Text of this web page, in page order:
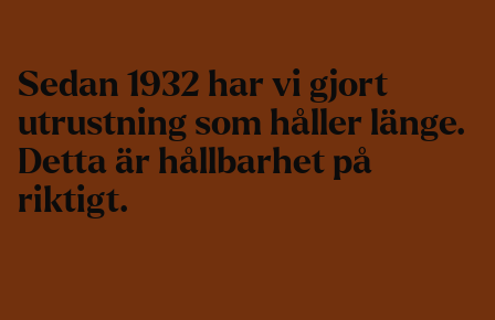
Sedan 1932 har vi gjort
utrustning som håller länge.
Detta är hållbarhet på
riktigt.